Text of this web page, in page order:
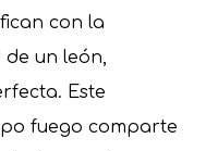
con la
de un león,
Este
fuego comparte